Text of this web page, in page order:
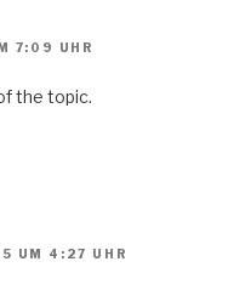
7:09 UHR
the topic.
UM 4:27 UHR